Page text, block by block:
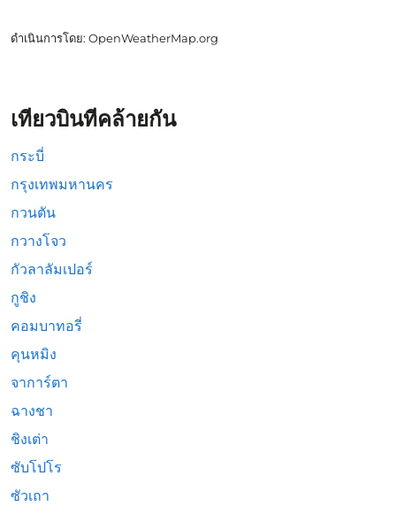
ดำเนินการโดย: OpenWeatherMap.org
เที่ยวบินที่คล้ายกัน
กระบี่
กรุงเทพมหานคร
กวนตัน
กวางโจว
กัวลาลัมเปอร์
กูชิง
คอมบาทอรี่
คุนหมิง
จาการ์ตา
ฉางชา
ชิงเต่า
ซับโปโร
ซัวเถา